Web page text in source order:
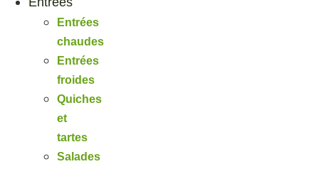
Entrées
chaudes
Entrées
froides
Quiches
et
tartes
Salades